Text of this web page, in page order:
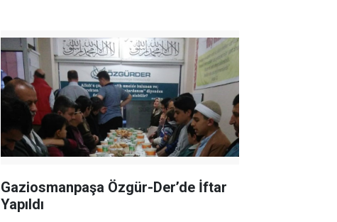
Gaziosmanpaşa Özgür-Der’de İftar
Yapıldı